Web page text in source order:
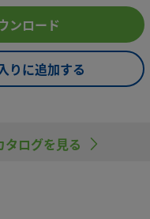
ンロード
りに追加する
タログを見る